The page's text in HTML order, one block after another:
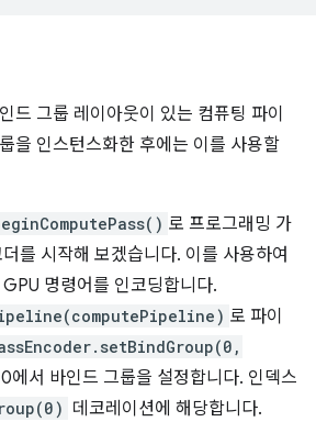
드 그룹 레이아웃이 있는 컴퓨팅 파이
을 인스턴스화한 후에는 이를 사용할
로 프로그래밍 가
를 시작해 보겠습니다. 이를 사용하여
명령어를 인코딩합니다.
로 파이
에서 바인드 그룹을 설정합니다. 인덱스
데코레이션에 해당합니다.